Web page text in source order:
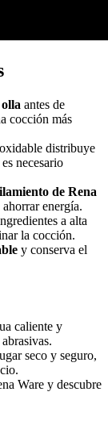
antes de
cocción más
distribuye
necesario
de Rena
energía.
a alta
la cocción.
y conserva el
caliente y
seco y seguro,
Ware y descubre